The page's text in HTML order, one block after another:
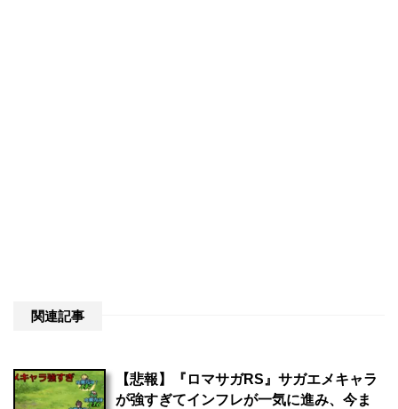
関連記事
【悲報】『ロマサガRS』サガエメキャラ
が強すぎてインフレが一気に進み、今ま